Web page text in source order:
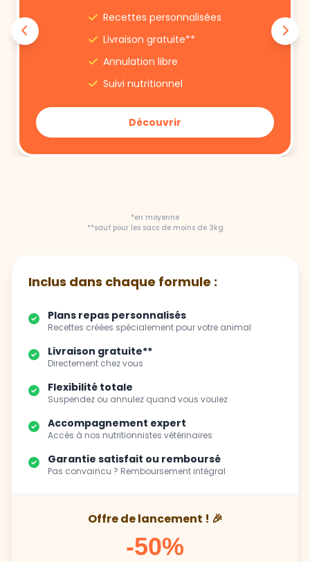
Recettes personnalisées
Livraison gratuite**
Annulation libre
Suivi nutritionnel
Découvrir
*en moyenne
**sauf pour les sacs de moins de 3kg
Inclus dans chaque formule :
Plans repas personnalisés
Recettes créées spécialement pour votre animal
Livraison gratuite**
Directement chez vous
Flexibilité totale
Suspendez ou annulez quand vous voulez
Accompagnement expert
Accès à nos nutritionnistes vétérinaires
Garantie satisfait ou remboursé
Pas convaincu ? Remboursement intégral
Offre de lancement ! 🎉
-50%